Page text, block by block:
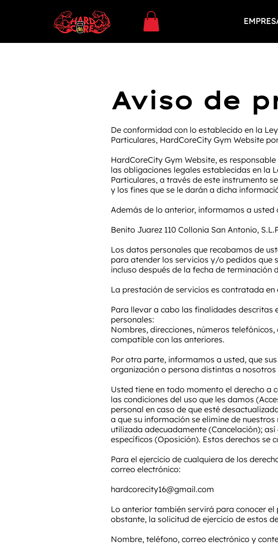
Aviso de
De conformidad con lo establecido en la
Particulares, HardCoreCity Gym Website
HardCoreCity Gym Website, es
las obligaciones legales establecidas en la
Particulares, a través de este instrumento
y los fines que se le darán a dicha
Además de lo anterior, informamos a
Benito Juarez 110 Collonia San Antonio,
Los datos personales que recabamos de
para atender los servicios y/o pedidos que
incluso después de la fecha de terminación
La prestación de servicios es contratada en
Para llevar a cabo las finalidades descritas
personales:
Nombres, direcciones, números
compatible con las anteriores.
Por otra parte, informamos a usted, que
organización o persona distintas a
Usted tiene en todo momento el derecho a
las condiciones del uso que les damos
personal en caso de que esté
a que su información se elimine de
utilizada adecuadamente (Cancelación);
específicos (Oposición). Estos derechos se
Para el ejercicio de cualquiera de los
correo electrónico:
hardcorecity16@gmail.com
Lo anterior también servirá para conocer
obstante, la solicitud de ejercicio de estos
Nombre, teléfono, correo electrónico y